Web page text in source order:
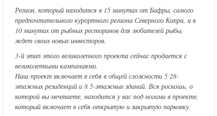
Регион, который находится в 15 минутах от Бафры, самого
предпочтительного курортного региона Северного Кипра, и в
10 минутах от рыбных ресторанов для любителей рыбы,
ждет своих новых инвесторов.
3-й этап этого великолепного проекта сейчас продается с
великолепными кампаниями.
Наш проект включает в себя в общей сложности 5 28-
этажных резиденций и 8 5-этажных зданий. Вся роскошь, о
которой вы мечтаете, находится у вас под ногами в проекте,
который включает в себя открытую и закрытую парковку.